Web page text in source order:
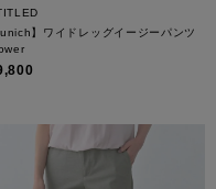
】ワイドレッグイージーパンツ